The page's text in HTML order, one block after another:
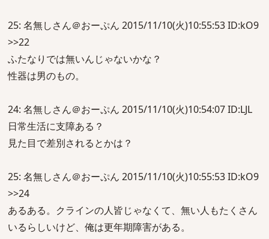
25: 名無しさん＠おーぷん 2015/11/10(火)10:55:53 ID:kO9
>>22
ふたなりでは無いんじゃないかな？
性器は男のもの。
24: 名無しさん＠おーぷん 2015/11/10(火)10:54:07 ID:LJL
日常生活に支障ある？
見た目で差別されるとかは？
25: 名無しさん＠おーぷん 2015/11/10(火)10:55:53 ID:kO9
>>24
あるある。クラインの人皆じゃなくて、無い人もたくさん
いるらしいけど、俺は更年期障害がある。